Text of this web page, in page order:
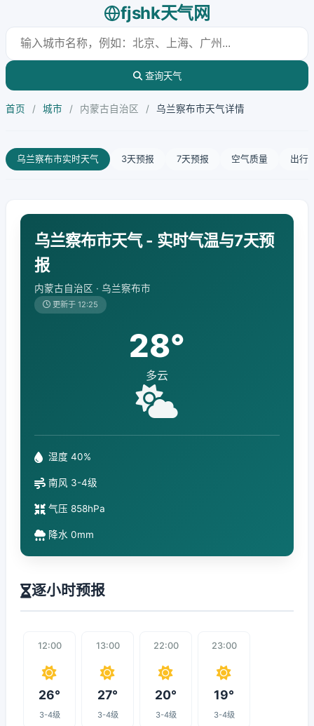
fjshk天气网
查询天气
首页 / 城市 / 内蒙古自治区 / 乌兰察布市天气详情
乌兰察布市实时天气 3天预报 7天预报 空气质量 出行
乌兰察布市天气 - 实时气温与7天预
报
内蒙古自治区 · 乌兰察布市
更新于 12:25
28°
多云
湿度 40%
南风 3-4级
气压 858hPa
降水 0mm
逐小时预报
12:00
26°
3-4级
13:00
27°
3-4级
22:00
20°
3-4级
23:00
19°
3-4级